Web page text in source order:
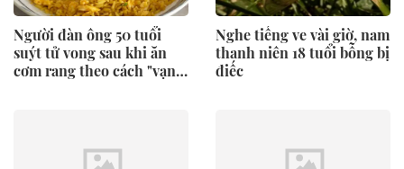
Người đàn ông 50 tuổi
suýt tử vong sau khi ăn
cơm rang theo cách "vạn
Nghe tiếng ve vài giờ, nam
thanh niên 18 tuổi bỗng bị
điếc